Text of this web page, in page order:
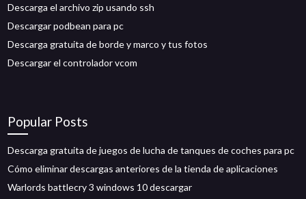
Descarga el archivo zip usando ssh
Descargar podbean para pc
Descarga gratuita de borde y marco y tus fotos
Descargar el controlador vcom
Popular Posts
Descarga gratuita de juegos de lucha de tanques de coches para pc
Cómo eliminar descargas anteriores de la tienda de aplicaciones
Warlords battlecry 3 windows 10 descargar